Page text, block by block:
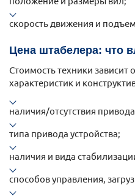
скорость движения и
Цена штабелера: что
Стоимость техники зависит
характеристик и
наличия/отсутствия
типа привода устройства;
наличия и вида
способов управления,